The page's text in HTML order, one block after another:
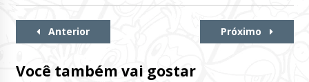
Continue
Anterior Próximo
Você também vai gostar